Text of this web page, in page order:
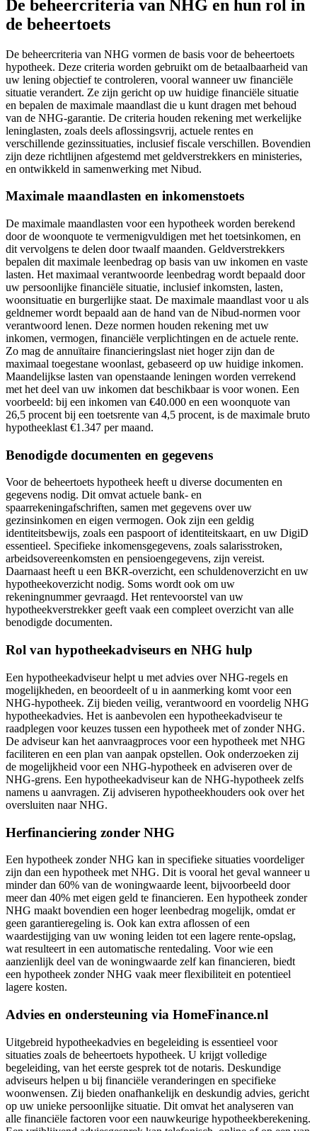
De beheercriteria van NHG en hun rol in
de beheertoets
De beheercriteria van NHG vormen de basis voor de beheertoets
hypotheek. Deze criteria worden gebruikt om de betaalbaarheid van
uw lening objectief te controleren, vooral wanneer uw financiële
situatie verandert. Ze zijn gericht op uw huidige financiële situatie
en bepalen de maximale maandlast die u kunt dragen met behoud
van de NHG-garantie. De criteria houden rekening met werkelijke
leninglasten, zoals deels aflossingsvrij, actuele rentes en
verschillende gezinssituaties, inclusief fiscale verschillen. Bovendien
zijn deze richtlijnen afgestemd met geldverstrekkers en ministeries,
en ontwikkeld in samenwerking met Nibud.
Maximale maandlasten en inkomenstoets
De maximale maandlasten voor een hypotheek worden berekend
door de woonquote te vermenigvuldigen met het toetsinkomen, en
dit vervolgens te delen door twaalf maanden. Geldverstrekkers
bepalen dit maximale leenbedrag op basis van uw inkomen en vaste
lasten. Het maximaal verantwoorde leenbedrag wordt bepaald door
uw persoonlijke financiële situatie, inclusief inkomsten, lasten,
woonsituatie en burgerlijke staat. De maximale maandlast voor u als
geldnemer wordt bepaald aan de hand van de Nibud-normen voor
verantwoord lenen. Deze normen houden rekening met uw
inkomen, vermogen, financiële verplichtingen en de actuele rente.
Zo mag de annuïtaire financieringslast niet hoger zijn dan de
maximaal toegestane woonlast, gebaseerd op uw huidige inkomen.
Maandelijkse lasten van openstaande leningen worden verrekend
met het deel van uw inkomen dat beschikbaar is voor wonen. Een
voorbeeld: bij een inkomen van €40.000 en een woonquote van
26,5 procent bij een toetsrente van 4,5 procent, is de maximale bruto
hypotheeklast €1.347 per maand.
Benodigde documenten en gegevens
Voor de beheertoets hypotheek heeft u diverse documenten en
gegevens nodig. Dit omvat actuele bank- en
spaarrekeningafschriften, samen met gegevens over uw
gezinsinkomen en eigen vermogen. Ook zijn een geldig
identiteitsbewijs, zoals een paspoort of identiteitskaart, en uw DigiD
essentieel. Specifieke inkomensgegevens, zoals salarisstroken,
arbeidsovereenkomsten en pensioengegevens, zijn vereist.
Daarnaast heeft u een BKR-overzicht, een schuldenoverzicht en uw
hypotheekoverzicht nodig. Soms wordt ook om uw
rekeningnummer gevraagd. Het rentevoorstel van uw
hypotheekverstrekker geeft vaak een compleet overzicht van alle
benodigde documenten.
Rol van hypotheekadviseurs en NHG hulp
Een hypotheekadviseur helpt u met advies over NHG-regels en
mogelijkheden, en beoordeelt of u in aanmerking komt voor een
NHG-hypotheek. Zij bieden veilig, verantwoord en voordelig NHG
hypotheekadvies. Het is aanbevolen een hypotheekadviseur te
raadplegen voor keuzes tussen een hypotheek met of zonder NHG.
De adviseur kan het aanvraagproces voor een hypotheek met NHG
faciliteren en een plan van aanpak opstellen. Ook onderzoeken zij
de mogelijkheid voor een NHG-hypotheek en adviseren over de
NHG-grens. Een hypotheekadviseur kan de NHG-hypotheek zelfs
namens u aanvragen. Zij adviseren hypotheekhouders ook over het
oversluiten naar NHG.
Herfinanciering zonder NHG
Een hypotheek zonder NHG kan in specifieke situaties voordeliger
zijn dan een hypotheek met NHG. Dit is vooral het geval wanneer u
minder dan 60% van de woningwaarde leent, bijvoorbeeld door
meer dan 40% met eigen geld te financieren. Een hypotheek zonder
NHG maakt bovendien een hoger leenbedrag mogelijk, omdat er
geen garantieregeling is. Ook kan extra aflossen of een
waardestijging van uw woning leiden tot een lagere rente-opslag,
wat resulteert in een automatische rentedaling. Voor wie een
aanzienlijk deel van de woningwaarde zelf kan financieren, biedt
een hypotheek zonder NHG vaak meer flexibiliteit en potentieel
lagere kosten.
Advies en ondersteuning via HomeFinance.nl
Uitgebreid hypotheekadvies en begeleiding is essentieel voor
situaties zoals de beheertoets hypotheek. U krijgt volledige
begeleiding, van het eerste gesprek tot de notaris. Deskundige
adviseurs helpen u bij financiële veranderingen en specifieke
woonwensen. Zij bieden onafhankelijk en deskundig advies, gericht
op uw unieke persoonlijke situatie. Dit omvat het analyseren van
alle financiële factoren voor een nauwkeurige hypotheekberekening.